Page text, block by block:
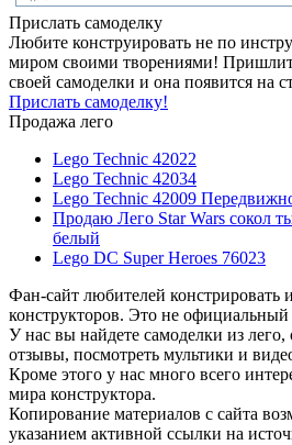
Прислать самоделку
Любите конструировать не по
миром своими творениями!
своей самоделки и она появится на
Прислать самоделку!
Продажа лего
Lego Technic 42022
Lego Technic 42034
Lego Technic 42009
Продаю Лего Star Wars сокол
белый
Lego DC Super Heroes 76023
Фан-сайт любителей констрировать
конструкторов. Это не официальный
У нас вы найдете самоделки из
отзывы, посмотреть мультики и
Кроме этого у нас много всего
мира конструктора.
Копирование материалов с сайта
указанием активной ссылки на